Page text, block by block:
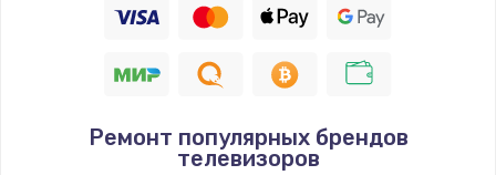
Восстановление цепи питания, пайка
Заказать
Программный ремонт/прошивка
Ремонт популярных брендов
телевизоров